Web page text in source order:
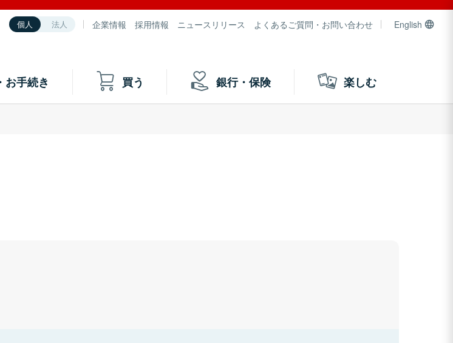
個人 法人 企業情報 採用情報 ニュースリリース よくあるご質問・お問い合わせ English
お手続き 買う 銀行・保険 楽しむ